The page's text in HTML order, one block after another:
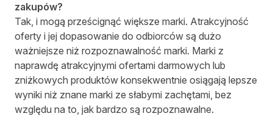
zakupów?
Tak, i mogą prześcignąć większe marki. Atrakcyjność
oferty i jej dopasowanie do odbiorców są dużo
ważniejsze niż rozpoznawalność marki. Marki z
naprawdę atrakcyjnymi ofertami darmowych lub
zniżkowych produktów konsekwentnie osiągają lepsze
wyniki niż znane marki ze słabymi zachętami, bez
względu na to, jak bardzo są rozpoznawalne.